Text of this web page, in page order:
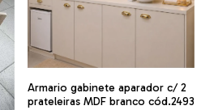
Armario gabinete aparador c/ 2
prateleiras MDF branco cód.2493